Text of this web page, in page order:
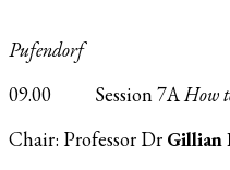
Pufendorf
09.00 Session 7AHow
Chair: Professor Dr Gillian